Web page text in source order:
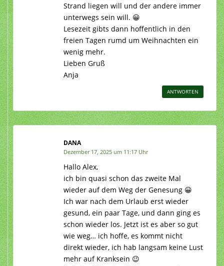
Strand liegen will und der andere immer
unterwegs sein will. 😀
Lesezeit gibts dann hoffentlich in den
freien Tagen rumd um Weihnachten ein
wenig mehr.
Lieben Gruß
Anja
ANTWORTEN
DANA
Dezember 17, 2025 um 11:17 Uhr
Hallo Alex,
ich bin quasi schon das zweite Mal
wieder auf dem Weg der Genesung 😀
Ich war nach dem Urlaub erst wieder
gesund, ein paar Tage, und dann ging es
schon wieder los. Jetzt ist es aber so gut
wie weg… ich hoffe, es kommt nicht
direkt wieder, ich hab langsam keine Lust
mehr auf Kranksein 😉